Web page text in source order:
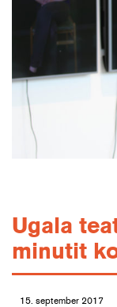
Ugala
minutit
15. september 2017